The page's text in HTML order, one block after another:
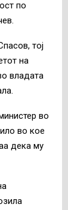
по
тој
на
владата
во
во кое
дека му